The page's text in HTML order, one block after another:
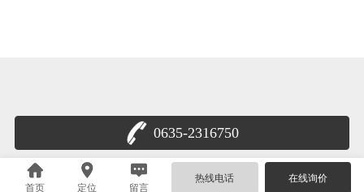
0635-2316750
首页 定位 留言
热线电话 在线询价
鲁公网安备 37158102000179号